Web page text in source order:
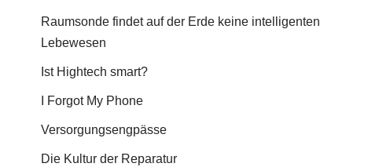
Raumsonde findet auf der Erde keine intelligenten
Lebewesen
Ist Hightech smart?
I Forgot My Phone
Versorgungsengpässe
Die Kultur der Reparatur